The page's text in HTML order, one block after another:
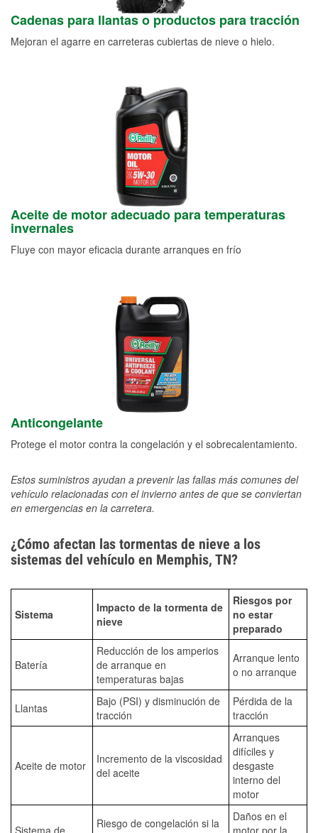
Cadenas para llantas o productos para tracción
Mejoran el agarre en carreteras cubiertas de nieve o hielo.
Aceite de motor adecuado para temperaturas
invernales
Fluye con mayor eficacia durante arranques en frío
Anticongelante
Protege el motor contra la congelación y el sobrecalentamiento.
Estos suministros ayudan a prevenir las fallas más comunes del
vehículo relacionadas con el invierno antes de que se conviertan
en emergencias en la carretera.
¿Cómo afectan las tormentas de nieve a los
sistemas del vehículo en Memphis, TN?
Sistema
Impacto de la tormenta de
nieve
Riesgos por
no estar
preparado
Batería
Reducción de los amperios
de arranque en
temperaturas bajas
Arranque lento
o no arranque
Llantas
Bajo (PSI) y disminución de
tracción
Pérdida de la
tracción
Aceite de motor
Incremento de la viscosidad
del aceite
Arranques
difíciles y
desgaste
interno del
motor
Riesgo de congelación si la
Daños en el